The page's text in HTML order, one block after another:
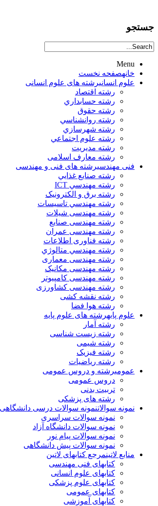
جستجو
Menu
خانهصفحه نخست
علوم انسانيرشته های علوم انسانی
رشته اقتصاد
رشته حسابداري
رشته حقوق
رشته روانشناسي
رشته شهرسازي
رشته علوم اجتماعي
رشته مديريت
رشته معارف اسلامی
فنی مهندسیرشته های فنی و مهندسی
رشته صنايع غذايي
رشته مهندسي ICT
رشته برق و الکترونيک
رشته مهندسي تاسيسات
رشته مهندسی شیلات
رشته مهندسی صنایع
رشته مهندسی عمران
رشته فناوری اطلاعات
رشته مهندسي متالوژي
رشته مهندسی معماری
رشته مهندسی مکانیک
رشته مهندسی کامپیوتر
رشته مهندسی کشاورزی
رشته نقشه کشی
رشته هوا فضا
علوم پایهرشته های علوم پایه
رشته آمار
رشته زیست شناسی
رشته شیمی
رشته فیزیک
رشته ریاضیات
عمومیرشته و دروس عمومی
دروس عمومی
تربیت بدنی
رشته های پزشکی
نمونه سوالاتنمونه سوالات درسی دانشگاهی
نمونه سوالات سراسری
نمونه سوالات دانشگاه آزاد
نمونه سوالات پیام نور
نمونه سوالات پیش دانشگاهی
منابع لاتینمرجع کتابهای لاتین
کتابهای فنی مهندسی
کتابهای علوم انسانی
کتابهای علوم پزشکی
کتابهای عمومی
کتابهای آموزشی